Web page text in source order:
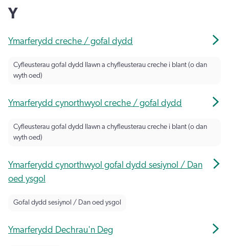
Y
Ymarferydd creche / gofal dydd
Cyfleusterau gofal dydd llawn a chyfleusterau creche i blant (o dan
wyth oed)
Ymarferydd cynorthwyol creche / gofal dydd
Cyfleusterau gofal dydd llawn a chyfleusterau creche i blant (o dan
wyth oed)
Ymarferydd cynorthwyol gofal dydd sesiynol / Dan
oed ysgol
Gofal dydd sesiynol / Dan oed ysgol
Ymarferydd Dechrau'n Deg